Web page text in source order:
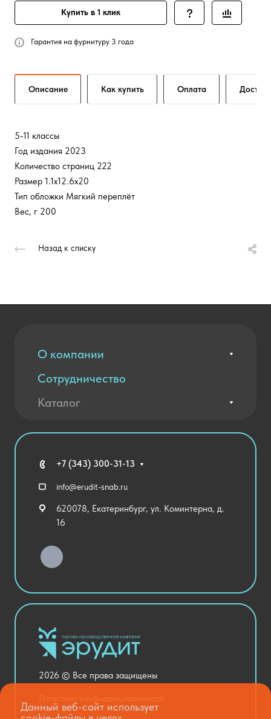
Купить в 1 клик
Гарантия на фурнитуру 3 года
Описание Как купить Оплата
5-11 классы
Год издания 2023
Количество страниц 222
Размер 1.1x12.6x20
Тип обложки Мягкий переплёт
Вес, г 200
Назад к списку
О компании
Вакансии
Контакты
Благодарственные письма
Сотрудничество
Оплата и доставка
Каталог
Технические средства обучения
Спортивный зал
Уличное оборудование
Хозяйственные Товары
Столовая и пищеблок
Оснащение кабинетов
Медицинский кабинет
Национальные проекты
+7 (343) 300-31-13
info@erudit-snab.ru
620078, Екатеринбург, ул. Коминтерна, д.
16
2026 © Все права защищены
Данный веб-сайт использует